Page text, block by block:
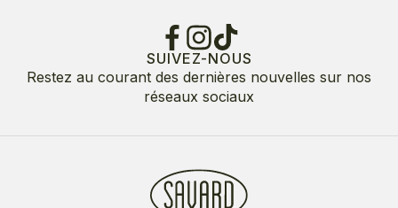
SUIVEZ-NOUS
Restez au courant des dernières nouvelles sur nos
réseaux sociaux